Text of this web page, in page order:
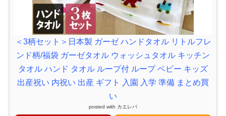
＜3柄セット＞日本製 ガーゼ ハンドタオル リトルフレ
ンド柄/福袋 ガーゼタオル ウォッシュタオル キッチン
タオル ハンド タオル ループ付 ループ ベビー キッズ
出産祝い 内祝い 出産 ギフト 入園 入学 準備 まとめ買
い
posted with カエレバ